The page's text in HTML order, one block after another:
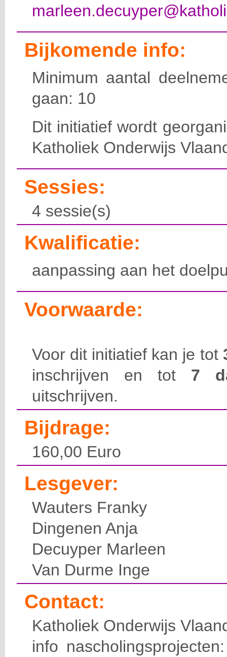
Bijkomende info:
Minimum aantal
gaan: 10
Dit initiatief wordt
Katholiek Onderwijs
Sessies:
4 sessie(s)
Kwalificatie:
aanpassing aan het
Voorwaarde:
Voor dit initiatief kan je tot
inschrijven en tot 7
uitschrijven.
Bijdrage:
160,00 Euro
Lesgever:
Wauters Franky
Dingenen Anja
Decuyper Marleen
Van Durme Inge
Contact:
Katholiek Onderwijs
info